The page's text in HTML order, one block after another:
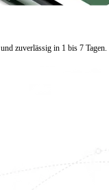
zuverlässig in 1 bis 7 Tagen.